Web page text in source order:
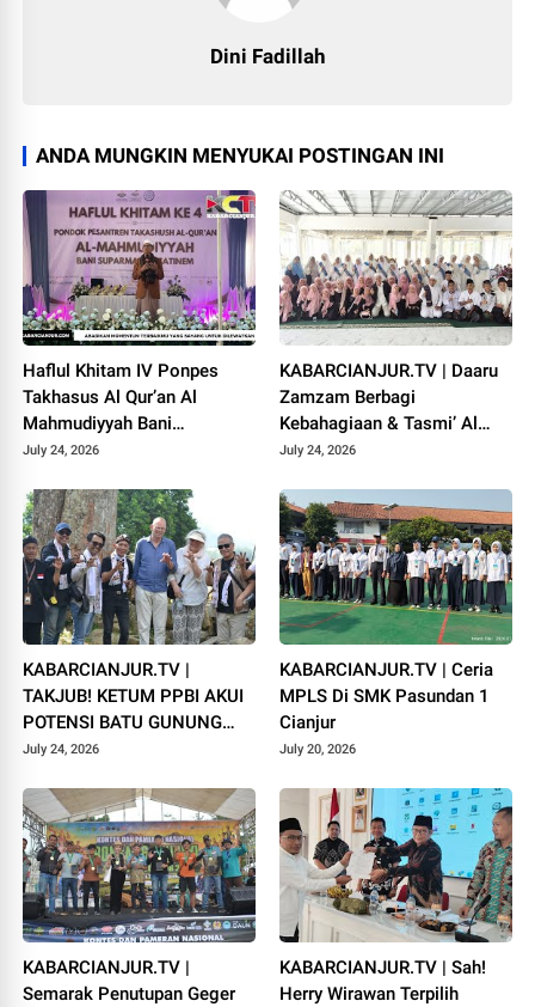
Dini Fadillah
ANDA MUNGKIN MENYUKAI POSTINGAN INI
Haflul Khitam IV Ponpes
Takhasus Al Qur’an Al
Mahmudiyyah Bani
Suparman Assatinem
July 24, 2026
KABARCIANJUR.TV | Daaru
Zamzam Berbagi
Kebahagiaan & Tasmi’ Al
Qur’an Sambut Muharram
July 24, 2026
KABARCIANJUR.TV |
TAKJUB! KETUM PPBI AKUI
POTENSI BATU GUNUNG
PADANG
July 24, 2026
KABARCIANJUR.TV | Ceria
MPLS Di SMK Pasundan 1
Cianjur
July 20, 2026
KABARCIANJUR.TV |
Semarak Penutupan Geger
KABARCIANJUR.TV | Sah!
Herry Wirawan Terpilih